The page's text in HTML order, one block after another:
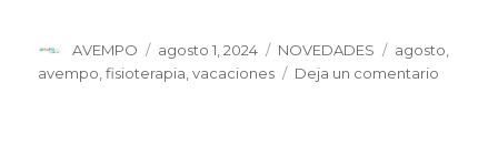
Autor
AVEMPO
Publicado
el
agosto 1, 2024 Categorías
NOVEDADES Etiquetas
agosto
avempo ,fisioterapia ,vacaciones Deja un comentario